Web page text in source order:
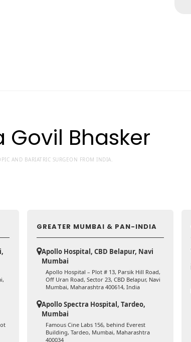
Govil Bhasker
AND BARIATRIC SURGEON FROM INDIA.
GREATER MUMBAI & PAN-INDIA
Apollo Hospital, CBD Belapur, Navi
Mumbai
Apollo Hospital – Plot # 13, Parsik Hill Road,
Off Uran Road, Sector 23, CBD Belapur, Navi
Mumbai, Maharashtra 400614, India
Apollo Spectra Hospital, Tardeo,
Mumbai
Famous Cine Labs 156, behind Everest
Building, Tardeo, Mumbai, Maharashtra
400034